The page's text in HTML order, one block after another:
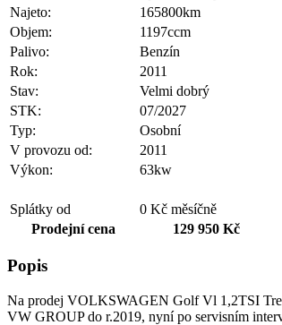
Najeto:
165800km
Objem:
1197ccm
Palivo:
Benzín
Rok:
2011
Stav:
Velmi dobrý
STK:
07/2027
Typ:
Osobní
V provozu od:
2011
Výkon:
63kw
Splátky od
0 Kč měsíčně
Prodejní cena
129 950 Kč
Popis
Na prodej VOLKSWAGEN Golf Vl 1,2TSI
VW GROUP do r.2019, nyní po servisním